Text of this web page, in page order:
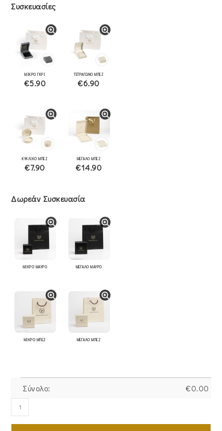
Συσκευασίες
ΜΙΚΡΟ ΓΚΡΙ
€5.90
ΤΕΤΡΑΓΩΝΟ ΜΠΕΖ
€6.90
ΚΥΚΛΙΚΟ ΜΠΕΖ
€7.90
ΜΕΓΑΛΟ ΜΠΕΖ
€14.90
Δωρεάν Συσκευασία
ΜΙΚΡΟ ΜΑΥΡΟ ΜΕΓΑΛΟ ΜΑΥΡΟ
ΜΙΚΡΟ ΜΠΕΖ ΜΕΓΑΛΟ ΜΠΕΖ
Σύνολο: €0.00
Σταυρός
Γυναικείος